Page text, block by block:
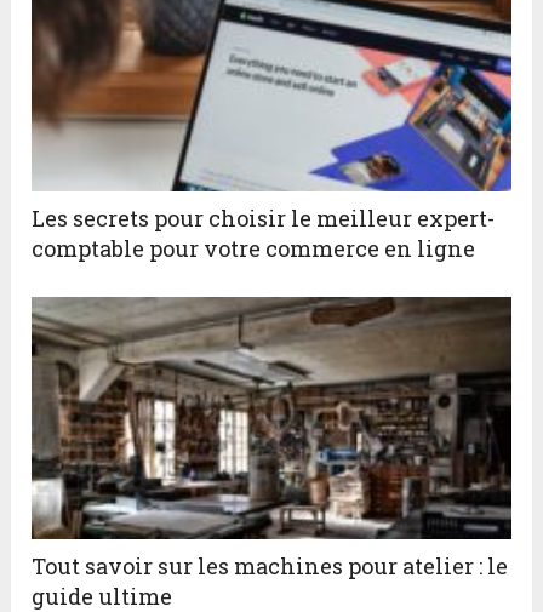
Les secrets pour choisir le meilleur expert-
comptable pour votre commerce en ligne
Tout savoir sur les machines pour atelier : le
guide ultime